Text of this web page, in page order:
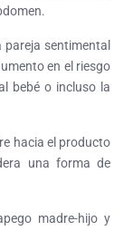
sentimental
en el riesgo
bebé o incluso la
hacia el producto
una forma de
madre-hijo y